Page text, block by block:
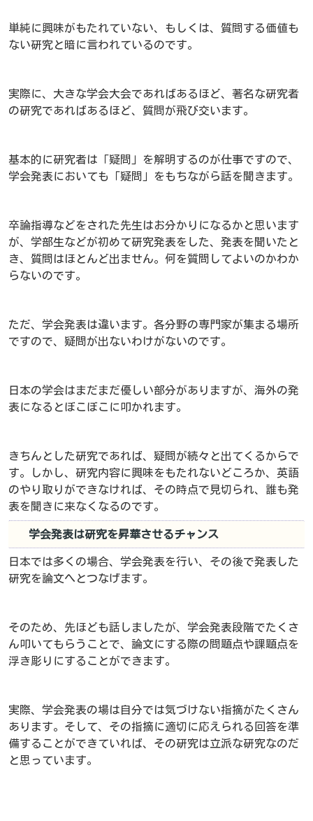
単純に興味がもたれていない、もしくは、質問する価値も
ない研究と暗に言われているのです。
実際に、大きな学会大会であればあるほど、著名な研究者
の研究であればあるほど、質問が飛び交います。
基本的に研究者は「疑問」を解明するのが仕事ですので、
学会発表においても「疑問」をもちながら話を聞きます。
卒論指導などをされた先生はお分かりになるかと思います
が、学部生などが初めて研究発表をした、発表を聞いたと
き、質問はほとんど出ません。何を質問してよいのかわか
らないのです。
ただ、学会発表は違います。各分野の専門家が集まる場所
ですので、疑問が出ないわけがないのです。
日本の学会はまだまだ優しい部分がありますが、海外の発
表になるとぼこぼこに叩かれます。
きちんとした研究であれば、疑問が続々と出てくるからで
す。しかし、研究内容に興味をもたれないどころか、英語
のやり取りができなければ、その時点で見切られ、誰も発
表を聞きに来なくなるのです。
学会発表は研究を昇華させるチャンス
日本では多くの場合、学会発表を行い、その後で発表した
研究を論文へとつなげます。
そのため、先ほども話しましたが、学会発表段階でたくさ
ん叩いてもらうことで、論文にする際の問題点や課題点を
浮き彫りにすることができます。
実際、学会発表の場は自分では気づけない指摘がたくさん
あります。そして、その指摘に適切に応えられる回答を準
備することができていれば、その研究は立派な研究なのだ
と思っています。